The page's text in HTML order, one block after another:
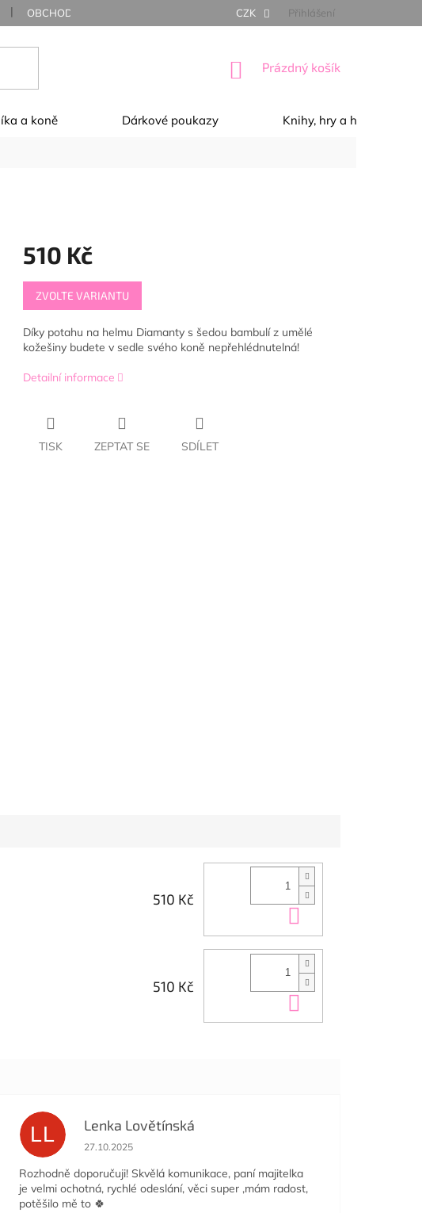
OBCHODNÍ PODMÍNKY OCHRANA OSOBNÍCH ÚDAJŮ
CZK Přihlášení
NÁKUPNÍ
Prázdný košík
a koně Dárkové poukazy Knihy, hry a hračky
510 Kč
Měrná
cena:
ZVOLTE VARIANTU
Díky potahu na helmu Diamanty s šedou bambulí z umělé
kožešiny budete v sedle svého koně nepřehlédnutelná!
Detailní informace
TISK ZEPTAT SE SDÍLET
510 Kč
510 Kč
LL Lenka Lovětínská
Hodnocení obchodu je 5 z 5 hvězdiček.
27.10.2025
Rozhodně doporučuji! Skvělá komunikace, paní majitelka
je velmi ochotná, rychlé odeslání, věci super ,mám radost,
potěšilo mě to 🍀